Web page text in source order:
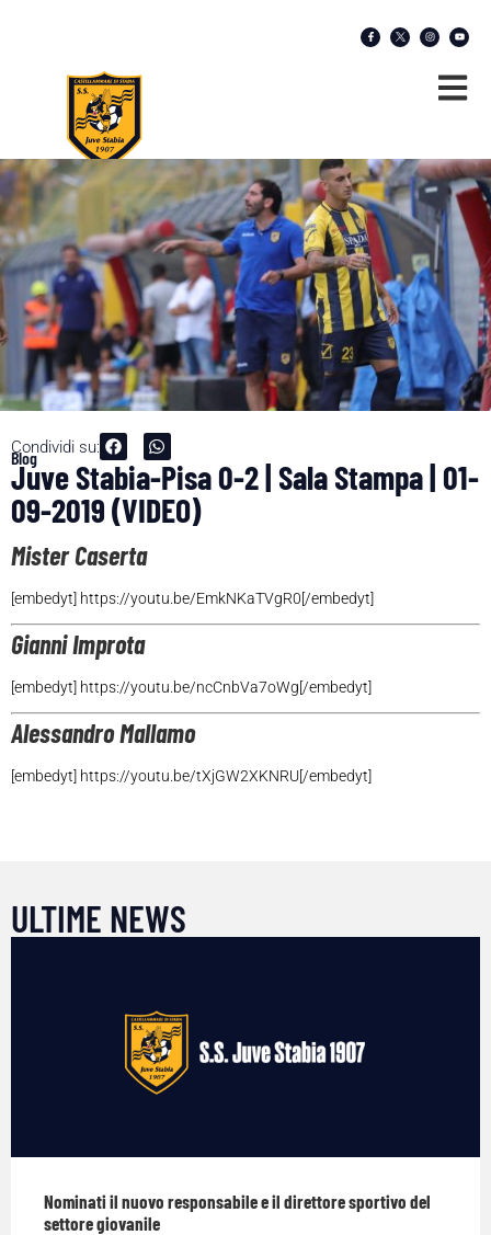
Condividi su:
Blog
Juve Stabia-Pisa 0-2 | Sala Stampa | 01-
09-2019 (VIDEO)
Mister Caserta
[embedyt] https://youtu.be/EmkNKaTVgR0[/embedyt]
Gianni Improta
[embedyt] https://youtu.be/ncCnbVa7oWg[/embedyt]
Alessandro Mallamo
[embedyt] https://youtu.be/tXjGW2XKNRU[/embedyt]
ULTIME NEWS
Nominati il nuovo responsabile e il direttore sportivo del
settore giovanile